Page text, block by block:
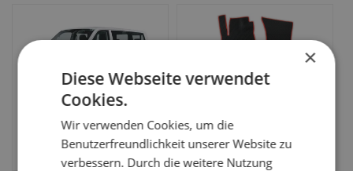
Volkswagen Multivan 6-
Sitzer T6 6 gen Minibus
(2015-2019)
EUR
4 gen Minivan (1990-
2003)
69.67 EUR
×
Diese Webseite verwendet
Cookies.
Wir verwenden Cookies, um die
Benutzerfreundlichkeit unserer Website zu
verbessern. Durch die weitere Nutzung